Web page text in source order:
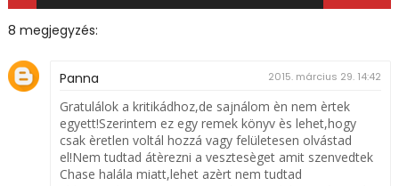
8 megjegyzés:
Panna 2015. március 29. 14:42
Gratulálok a kritikádhoz,de sajnálom èn nem èrtek
egyett!Szerintem ez egy remek könyv ès lehet,hogy
csak èretlen voltál hozzá vagy felületesen olvástad
el!Nem tudtad átèrezni a vesztesèget amit szenvedtek
Chase halála miatt,lehet azèrt nem tudtad